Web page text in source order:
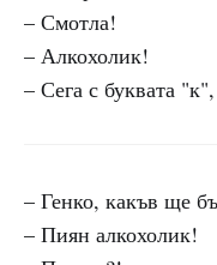
– Смотла!
– Алкохолик!
– Сега с буквата
– Генко, какъв ще
– Пиян алкохолик!